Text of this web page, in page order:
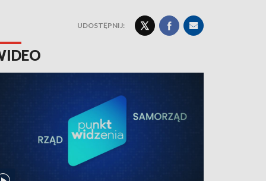
UDOSTĘPNIJ: